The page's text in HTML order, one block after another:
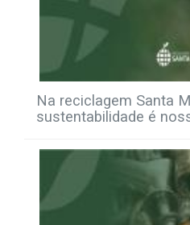
Na reciclagem Santa
sustentabilidade é